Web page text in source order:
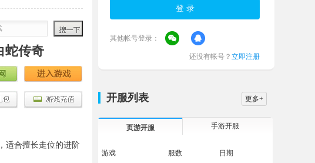
蛇传奇
适合擅长走位的进阶
其他帐号登录：
还没有帐号？ 立即注册
开服列表 更多+
页游开服 手游开服
游戏 服数 日期